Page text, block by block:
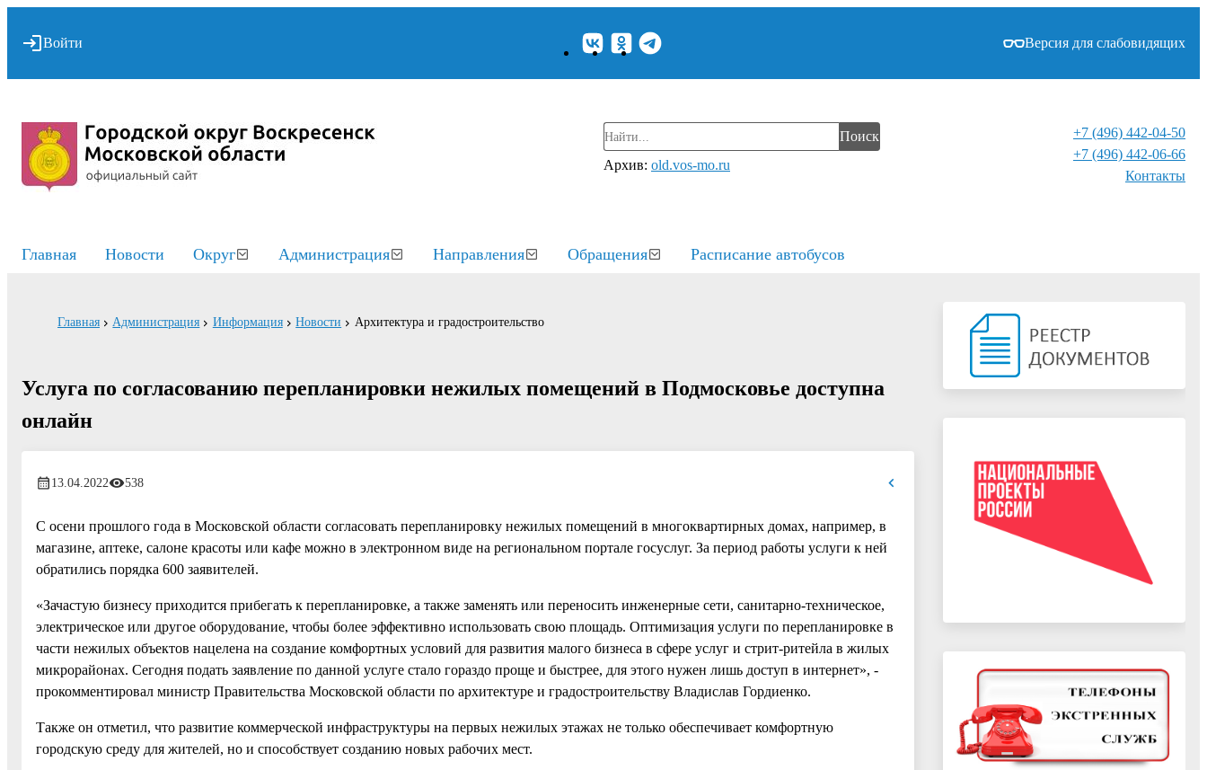
Войти Версия для слабовидящих
Поиск
Архив: old.vos-mo.ru
+7 (496) 442-04-50
+7 (496) 442-06-66
Контакты⁠
Главная Новости Округ Администрация Направления Обращения Расписание автобусов
Главная Администрация Информация Новости Архитектура и градостроительство
Услуга по согласованию перепланировки нежилых помещений в Подмосковье доступна
онлайн
13.04.2022 538
С осени прошлого года в Московской области согласовать перепланировку нежилых помещений в многоквартирных домах, например, в
магазине, аптеке, салоне красоты или кафе можно в электронном виде на региональном портале госуслуг. За период работы услуги к ней
обратились порядка 600 заявителей.
«Зачастую бизнесу приходится прибегать к перепланировке, а также заменять или переносить инженерные сети, санитарно-техническое,
электрическое или другое оборудование, чтобы более эффективно использовать свою площадь. Оптимизация услуги по перепланировке в
части нежилых объектов нацелена на создание комфортных условий для развития малого бизнеса в сфере услуг и стрит-ритейла в жилых
микрорайонах. Сегодня подать заявление по данной услуге стало гораздо проще и быстрее, для этого нужен лишь доступ в интернет», -
прокомментировал министр Правительства Московской области по архитектуре и градостроительству Владислав Гордиенко.
Также он отметил, что развитие коммерческой инфраструктуры на первых нежилых этажах не только обеспечивает комфортную
городскую среду для жителей, но и способствует созданию новых рабочих мест.